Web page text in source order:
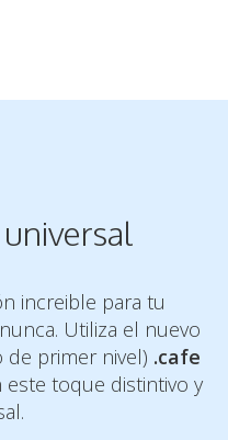
increible para tu
Utiliza el nuevo
de primer nivel) .cafe
este toque distintivo y